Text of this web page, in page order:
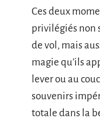
Ces deux
privilégiés non
de vol, mais
magie qu’ils
lever ou au
souvenirs
totale dans la